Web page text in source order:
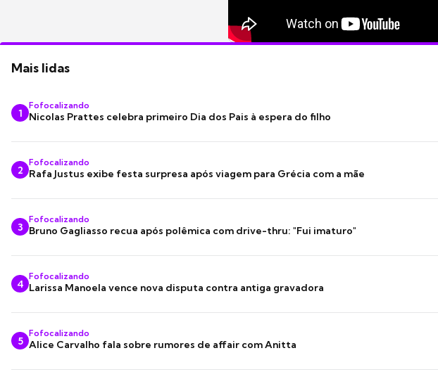
Mais lidas
1
Fofocalizando
Nicolas Prattes celebra primeiro Dia dos Pais à espera do filho
2
Fofocalizando
Rafa Justus exibe festa surpresa após viagem para Grécia com a mãe
3
Fofocalizando
Bruno Gagliasso recua após polêmica com drive-thru: "Fui imaturo"
4
Fofocalizando
Larissa Manoela vence nova disputa contra antiga gravadora
5
Fofocalizando
Alice Carvalho fala sobre rumores de affair com Anitta